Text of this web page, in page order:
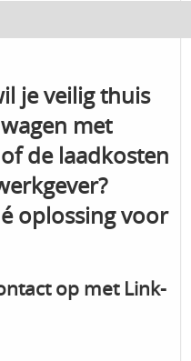
je veilig thuis
met
de laadkosten
oplossing voor
op met Link-